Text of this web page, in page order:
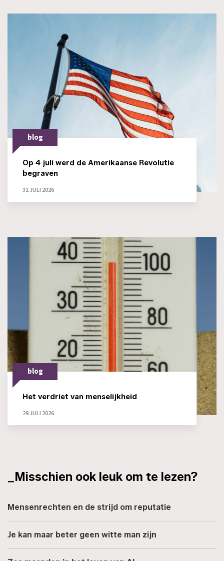
blog
Op 4 juli werd de Amerikaanse Revolutie
begraven
31 JULI 2026
blog
Het verdriet van menselijkheid
29 JULI 2026
_Misschien ook leuk om te lezen?
Mensenrechten en de strijd om reputatie
Je kan maar beter geen witte man zijn